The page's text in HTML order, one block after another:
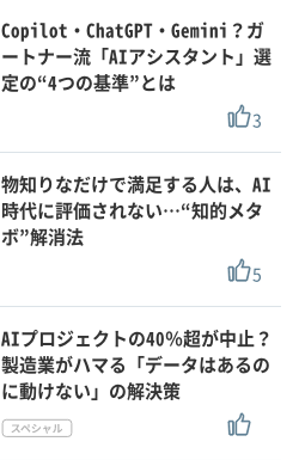
Copilot・ChatGPT・Gemini？ガ
ートナー流「AIアシスタント」選
定の“4つの基準”とは
3
物知りなだけで満足する人は、AI
時代に評価されない…“知的メタ
ボ”解消法
5
AIプロジェクトの40％超が中止？
製造業がハマる「データはあるの
に動けない」の解決策